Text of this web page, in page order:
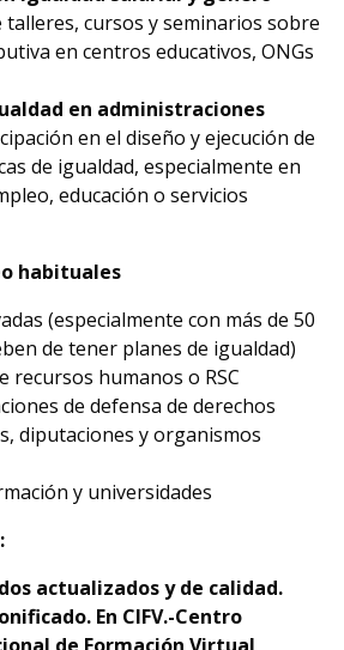
cursos y seminarios sobre
en centros educativos, ONGs
en administraciones
en el diseño y ejecución de
de igualdad, especialmente en
educación o servicios
habituales
(especialmente con más de 50
de tener planes de igualdad)
recursos humanos o RSC
de defensa de derechos
diputaciones y organismos
y universidades
actualizados y de calidad.
En CIFV.-Centro